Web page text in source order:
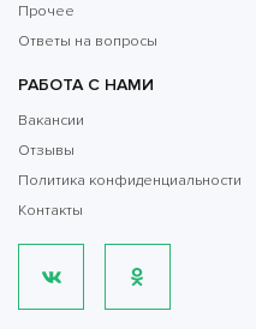
Прочее
Ответы на вопросы
РАБОТА С НАМИ
Вакансии
Отзывы
Политика конфиденциальности
Контакты